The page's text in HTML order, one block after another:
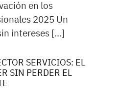
en los
2025 Un
intereses […]
SERVICIOS: EL
SIN PERDER EL